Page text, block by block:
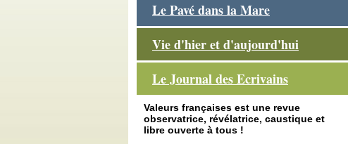
Le Pavé dans la Mare
Vie d'hier et d'aujourd'hui
Le Journal des Ecrivains
Valeurs françaises est une revue
observatrice, révélatrice, caustique et
libre ouverte à tous !